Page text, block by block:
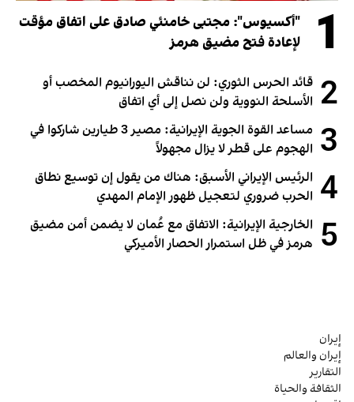
1
"أكسيوس": مجتبى خامنئي صادق على اتفاق مؤقت
لإعادة فتح مضيق هرمز
2 قائد الحرس الثوري: لن نناقش اليورانيوم المخصب أو
الأسلحة النووية ولن نصل إلى أي اتفاق
3
مساعد القوة الجوية الإيرانية: مصير 3 طيارين شاركوا في
الهجوم على قطر لا يزال مجهولاً
4 الرئيس الإيراني الأسبق: هناك من يقول إن توسيع نطاق
الحرب ضروري لتعجيل ظهور الإمام المهدي
5 الخارجية الإيرانية: الاتفاق مع عُمان لا يضمن أمن مضيق
هرمز في ظل استمرار الحصار الأميركي
إيران
إيران والعالم
التقارير
الثقافة والحياة